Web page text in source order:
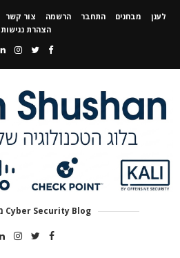
לענן מבחנים התחבר הרשמה צור קשר
הצהרת נגישות
Cyber Security Blog משנת 2013